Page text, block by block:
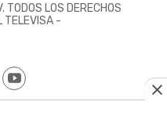
TODOS LOS DERECHOS
TELEVISA -
youtube